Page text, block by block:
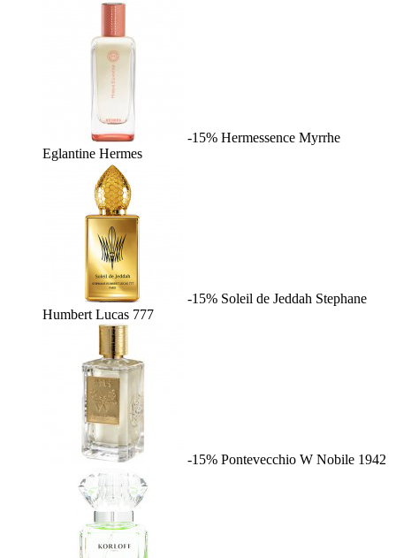
-15% Hermessence Myrrhe
Eglantine Hermes
-15% Soleil de Jeddah Stephane
Humbert Lucas 777
-15% Pontevecchio W Nobile 1942